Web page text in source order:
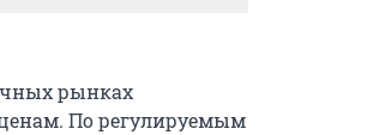
рынках
По регулируемым